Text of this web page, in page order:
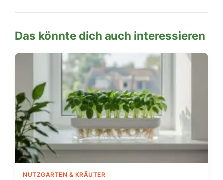
Das könnte dich auch interessieren
NUTZGARTEN & KRÄUTER